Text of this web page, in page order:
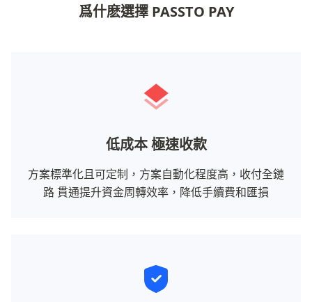
爲什麽選擇 PASSTO PAY
低成本 極速收款
方案標準化且可定制，方案自動化程度高，收付全鏈
路 貫通提升資金周轉效率，降低手續費和匯損